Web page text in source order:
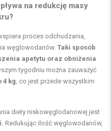
na redukcję masy
proces odchudzania,
węglowodanów.Taki sposób
apetytu oraz obniżenia
tygodniu można zauważyć
4 kg , co jest przede wszystkim
diety niskowęglodanowej jest
Redukując ilość węglowodanów,